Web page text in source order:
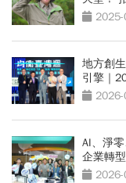
地方創
引擎｜
AI、淨
企業轉